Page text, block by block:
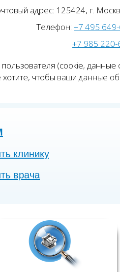
адрес: 125424, г.
Телефон: +7 495
+7 985 220-
(соокіе,
чтобы ваши данные
клинику
врача